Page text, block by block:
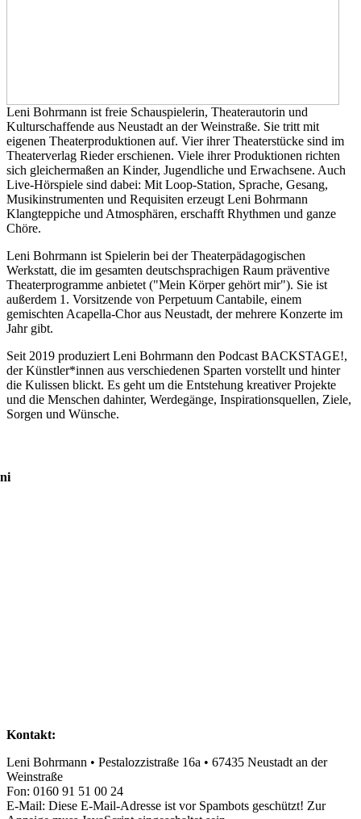
Leni Bohrmann ist freie Schauspielerin, Theaterautorin und
Kulturschaffende aus Neustadt an der Weinstraße. Sie tritt mit
eigenen Theaterproduktionen auf. Vier ihrer Theaterstücke sind im
Theaterverlag Rieder erschienen. Viele ihrer Produktionen richten
sich gleichermaßen an Kinder, Jugendliche und Erwachsene. Auch
Live-Hörspiele sind dabei: Mit Loop-Station, Sprache, Gesang,
Musikinstrumenten und Requisiten erzeugt Leni Bohrmann
Klangteppiche und Atmosphären, erschafft Rhythmen und ganze
Chöre.
Leni Bohrmann ist Spielerin bei der Theaterpädagogischen
Werkstatt, die im gesamten deutschsprachigen Raum präventive
Theaterprogramme anbietet ("Mein Körper gehört mir"). Sie ist
außerdem 1. Vorsitzende von Perpetuum Cantabile, einem
gemischten Acapella-Chor aus Neustadt, der mehrere Konzerte im
Jahr gibt.
Seit 2019 produziert Leni Bohrmann den Podcast BACKSTAGE!,
der Künstler*innen aus verschiedenen Sparten vorstellt und hinter
die Kulissen blickt. Es geht um die Entstehung kreativer Projekte
und die Menschen dahinter, Werdegänge, Inspirationsquellen, Ziele,
Sorgen und Wünsche.
Kontakt:
Leni Bohrmann • Pestalozzistraße 16a • 67435 Neustadt an der
Weinstraße
Fon: 0160 91 51 00 24
E-Mail: Diese E-Mail-Adresse ist vor Spambots geschützt! Zur